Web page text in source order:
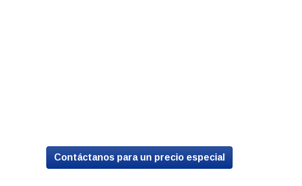
Contáctanos para un precio especial